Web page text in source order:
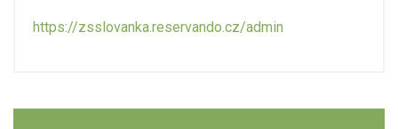
https://zsslovanka.reservando.cz/admin